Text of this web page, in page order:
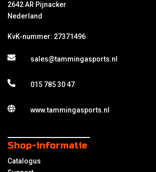
2642 AR Pijnacker
Nederland
KvK-nummer: 27371496
sales@tammingasports.nl
015 785 30 47
www.tammingasports.nl
Shop-informatie
Catalogus